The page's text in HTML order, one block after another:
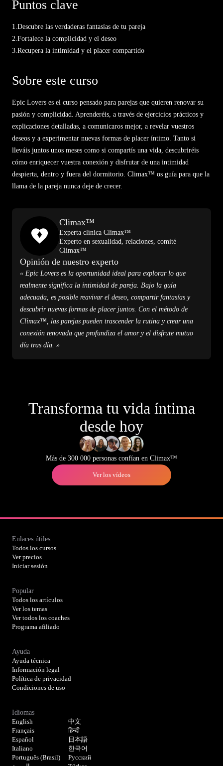
emocional después de cada
Puntos clave
1.Descubre las verdaderas fantasías de tu pareja
2.Fortalece la complicidad y el deseo
3.Recupera la intimidad y el placer compartido
Sobre este curso
Epic Lovers es el curso pensado para parejas que quieren renovar su
pasión y complicidad. Aprenderéis, a través de ejercicios prácticos y
explicaciones detalladas, a comunicaros mejor, a revelar vuestros
deseos y a experimentar nuevas formas de placer íntimo. Tanto si
lleváis juntos unos meses como si compartís una vida, descubriréis
cómo enriquecer vuestra conexión y disfrutar de una intimidad
despierta, dentro y fuera del dormitorio. Climax™ os guía para que la
llama de la pareja nunca deje de crecer.
Climax™
Experta clínica Climax™
Experto en sexualidad, relaciones, comité
Climax™
Opinión de nuestro experto
« Epic Lovers es la oportunidad ideal para explorar lo que
realmente significa la intimidad de pareja. Bajo la guía
adecuada, es posible reavivar el deseo, compartir fantasías y
descubrir nuevas formas de placer juntos. Con el método de
Climax™, las parejas pueden trascender la rutina y crear una
conexión renovada que profundiza el amor y el disfrute mutuo
día tras día. »
Transforma tu vida íntima
desde hoy
Más de 300 000 personas confían en Climax™
Ver los vídeos
Enlaces útiles
Todos los cursos
Ver precios
Iniciar sesión
Popular
Todos los artículos
Ver los temas
Ver todos los coaches
Programa afiliado
Ayuda
Ayuda técnica
Información legal
Política de privacidad
Condiciones de uso
Idiomas
English
Français
Español
Italiano
Português (Brasil)
中文
हिन्दी
日本語
한국어
Русский